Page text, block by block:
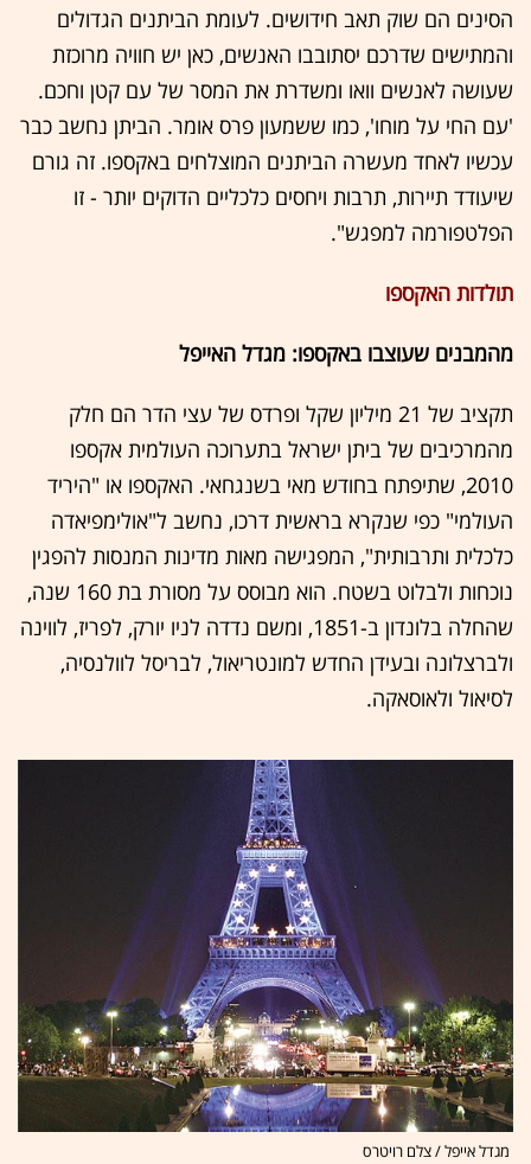
הסינים הם שוק תאב חידושים. לעומת הביתנים הגדולים
והמתישים שדרכם יסתובבו האנשים, כאן יש חוויה מרוכזת
שעושה לאנשים וואו ומשדרת את המסר של עם קטן וחכם.
'עם החי על מוחו', כמו ששמעון פרס אומר. הביתן נחשב כבר
עכשיו לאחד מעשרה הביתנים המוצלחים באקספו. זה גורם
שיעודד תיירות, תרבות ויחסים כלכליים הדוקים יותר - זו
הפלטפורמה למפגש".
תולדות האקספו
מהמבנים שעוצבו באקספו: מגדל האייפל
תקציב של 21 מיליון שקל ופרדס של עצי הדר הם חלק
מהמרכיבים של ביתן ישראל בתערוכה העולמית אקספו
2010, שתיפתח בחודש מאי בשנגחאי. האקספו או "היריד
העולמי" כפי שנקרא בראשית דרכו, נחשב ל"אולימפיאדה
כלכלית ותרבותית", המפגישה מאות מדינות המנסות להפגין
נוכחות ולבלוט בשטח. הוא מבוסס על מסורת בת 160 שנה,
שהחלה בלונדון ב-1851, ומשם נדדה לניו יורק, לפריז, לווינה
ולברצלונה ובעידן החדש למונטריאול, לבריסל לוולנסיה,
לסיאול ולאוסאקה.
מגדל אייפל / צלם רויטרס